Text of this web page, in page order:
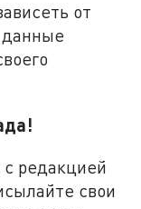
от
данные
редакцией
свои